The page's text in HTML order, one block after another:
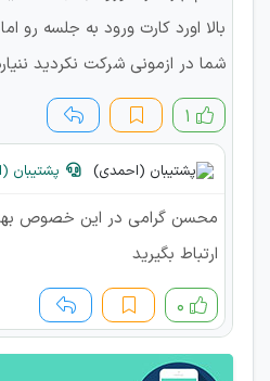
بالا اورد کارت ورود به جلسه رو
شما در ازمونی شرکت نکردید
۱
پشتیبان
محسن گرامی در این خصوص
ارتباط بگیرید
۰